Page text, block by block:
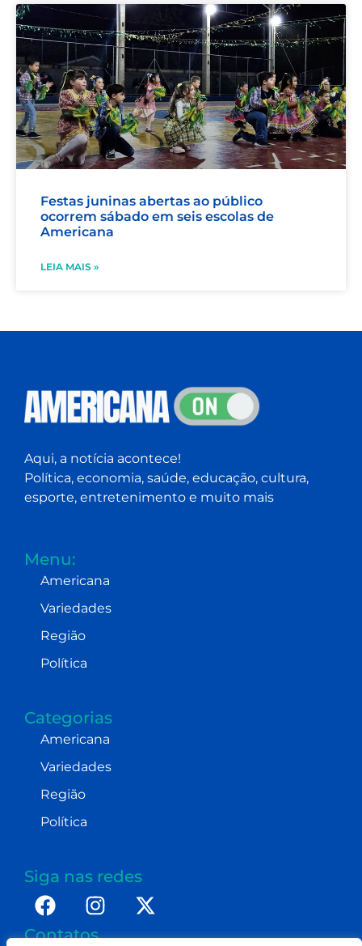
Festas juninas abertas ao público
ocorrem sábado em seis escolas de
Americana
LEIA MAIS »
Aqui, a notícia acontece!
Política, economia, saúde, educação, cultura,
esporte, entretenimento e muito mais
Menu:
Americana
Variedades
Região
Política
Categorias
Americana
Variedades
Região
Política
Siga nas redes
Contatos